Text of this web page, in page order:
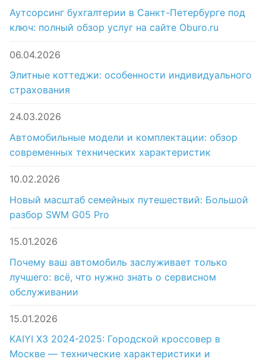
Аутсорсинг бухгалтерии в Санкт-Петербурге под
ключ: полный обзор услуг на сайте Oburo.ru
06.04.2026
Элитные коттеджи: особенности индивидуального
страхования
24.03.2026
Автомобильные модели и комплектации: обзор
современных технических характеристик
10.02.2026
Новый масштаб семейных путешествий: Большой
разбор SWM G05 Pro
15.01.2026
Почему ваш автомобиль заслуживает только
лучшего: всё, что нужно знать о сервисном
обслуживании
15.01.2026
KAIYI X3 2024-2025: Городской кроссовер в
Москве — технические характеристики и